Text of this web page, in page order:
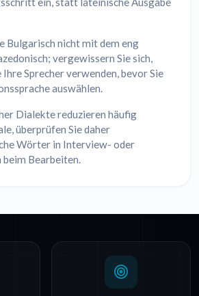
Bulgarisch nicht mit dem eng
vergewissern Sie sich,
Ihre Sprecher verwenden, bevor Sie
auswählen.
Dialekte reduzieren häufig
überprüfen Sie daher
Wörter in Interview- oder
beim Bearbeiten.